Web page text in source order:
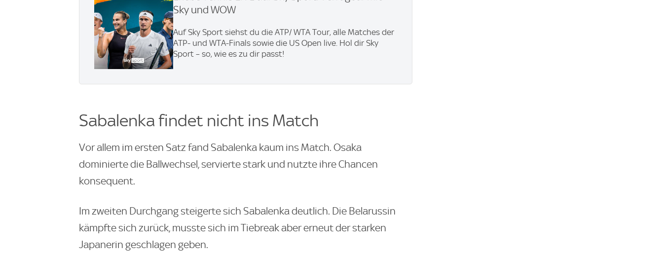
Sky und WOW
Auf Sky Sport siehst du die ATP/ WTA Tour, alle Matches der
ATP- und WTA-Finals sowie die US Open live. Hol dir Sky
Sport – so, wie es zu dir passt!
Sabalenka findet nicht ins Match
Vor allem im ersten Satz fand Sabalenka kaum ins Match. Osaka
dominierte die Ballwechsel, servierte stark und nutzte ihre Chancen
konsequent.
Im zweiten Durchgang steigerte sich Sabalenka deutlich. Die Belarussin
kämpfte sich zurück, musste sich im Tiebreak aber erneut der starken
Japanerin geschlagen geben.